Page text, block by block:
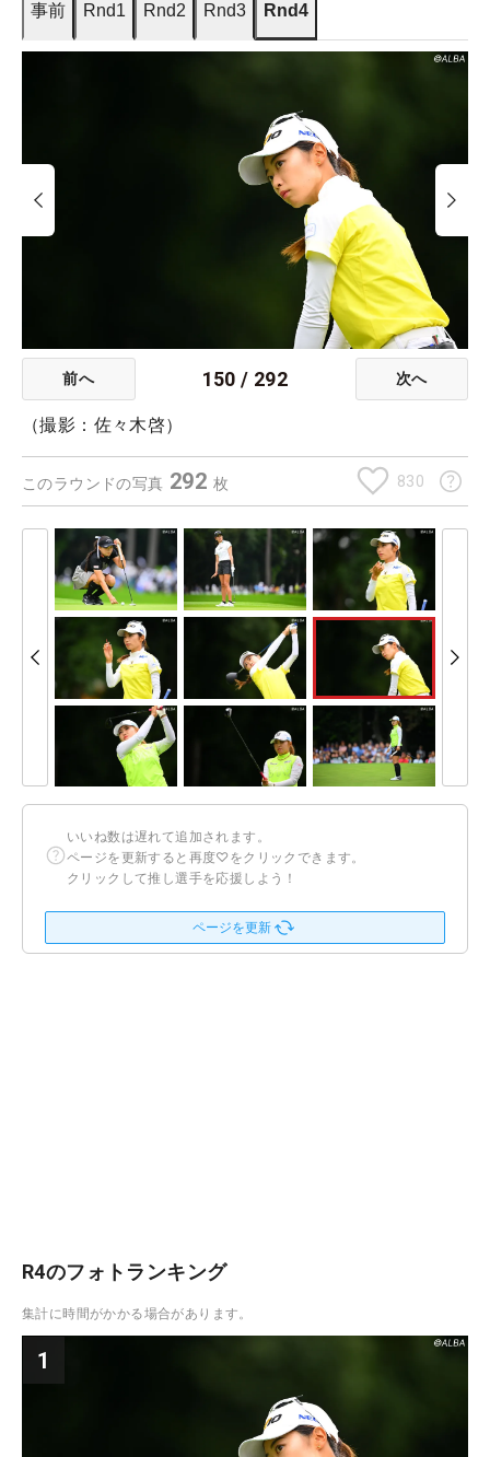
事前 Rnd1 Rnd2 Rnd3 Rnd4
前へ 150 / 292 次へ
（撮影：佐々木啓）
このラウンドの写真 292 枚 830
いいね数は遅れて追加されます。
ページを更新すると再度♡をクリックできます。
クリックして推し選手を応援しよう！
ページを更新
R4のフォトランキング
集計に時間がかかる場合があります。
1